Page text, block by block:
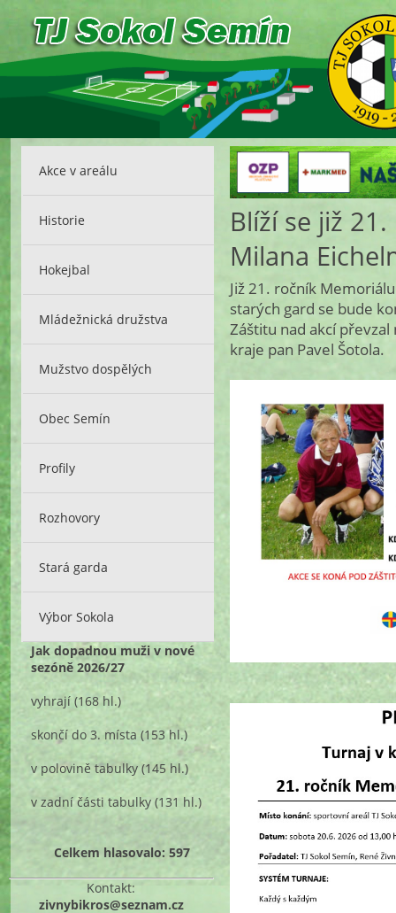
Akce v areálu
Historie
Hokejbal
Mládežnická družstva
Mužstvo dospělých
Obec Semín
Profily
Rozhovory
Stará garda
Výbor Sokola
Jak dopadnou muži v nové
sezóně 2026/27
vyhrají (168 hl.)
skončí do 3. místa (153 hl.)
v polovině tabulky (145 hl.)
v zadní části tabulky (131 hl.)
Celkem hlasovalo: 597
Kontakt:
zivnybikros@seznam.cz
Blíží se již
Milana
Již 21. ročník
starých gard se bude
Záštitu nad akcí
kraje pan Pavel Šotola.